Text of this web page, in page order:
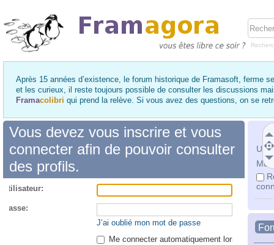
Après 15 années d’existence, le forum historique de Framasoft, ferme
et les curieux, il reste toujours possible de consulter les discussions
Framacolibri qui prend la relève. Si vous avez des questions, on se
Mot
Vous devez vous inscrire et vous
connecter afin de pouvoir consulter
des profils.
passe:
J’ai oublié mon mot de passe
Me connecter automatiquement lors de